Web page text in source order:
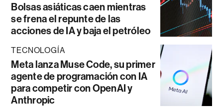
Bolsas asiáticas caen mientras
se frena el repunte de las
acciones de IA y baja el petróleo
TECNOLOGÍA
Meta lanza Muse Code, su primer
agente de programación con IA
para competir con OpenAI y
Anthropic